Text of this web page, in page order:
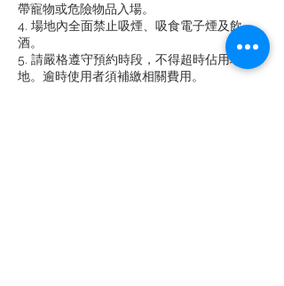
帶寵物或危險物品入場。
4. 場地內全面禁止吸煙、吸食電子煙及飲
酒。
5. 請嚴格遵守預約時段，不得超時佔用場
地。逾時使用者須補繳相關費用。